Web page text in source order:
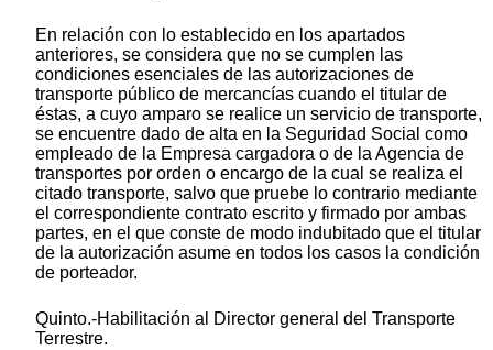
En relación con lo establecido en los apartados
anteriores, se considera que no se cumplen las
condiciones esenciales de las autorizaciones de
transporte público de mercancías cuando el titular de
éstas, a cuyo amparo se realice un servicio de transporte,
se encuentre dado de alta en la Seguridad Social como
empleado de la Empresa cargadora o de la Agencia de
transportes por orden o encargo de la cual se realiza el
citado transporte, salvo que pruebe lo contrario mediante
el correspondiente contrato escrito y firmado por ambas
partes, en el que conste de modo indubitado que el titular
de la autorización asume en todos los casos la condición
de porteador.
Quinto.-Habilitación al Director general del Transporte
Terrestre.